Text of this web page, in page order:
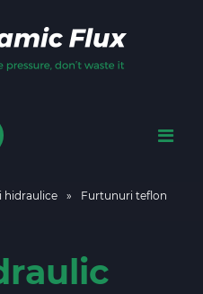
hidraulice »
Furtunuri teflon